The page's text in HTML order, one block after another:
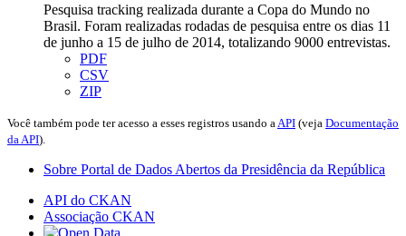
Pesquisa tracking realizada durante a Copa do Mundo no
Brasil. Foram realizadas rodadas de pesquisa entre os dias 11
de junho a 15 de julho de 2014, totalizando 9000 entrevistas.
PDF
CSV
ZIP
Você também pode ter acesso a esses registros usando a API (veja Documentação
da API).
Sobre Portal de Dados Abertos da Presidência da República
API do CKAN
Associação CKAN